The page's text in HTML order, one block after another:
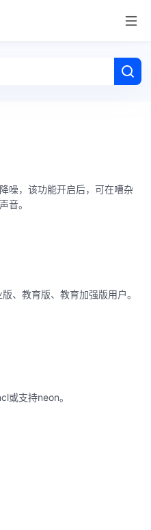
取消
噪，该功能开启后，可在嘈杂
音。
、教育版、教育加强版用户。
支持neon。